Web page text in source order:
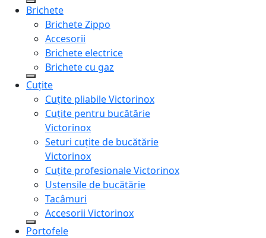
Brichete
Brichete Zippo
Accesorii
Brichete electrice
Brichete cu gaz
Cuțite
Cuțite pliabile Victorinox
Cuțite pentru bucătărie
Victorinox
Seturi cuțite de bucătărie
Victorinox
Cuțite profesionale Victorinox
Ustensile de bucătărie
Tacâmuri
Accesorii Victorinox
Portofele